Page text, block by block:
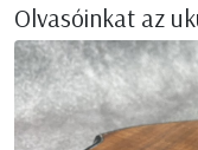
Olvasóinkat az